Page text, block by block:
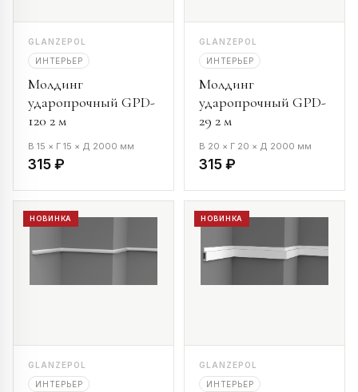
GLANZEPOL
ИНТЕРЬЕР
Молдинг
ударопрочный GPD-
120 2 м
В 15 × Г 15 × Д 2000 мм
315 ₽
GLANZEPOL
ИНТЕРЬЕР
Молдинг
ударопрочный GPD-
29 2 м
В 20 × Г 20 × Д 2000 мм
315 ₽
НОВИНКА
GLANZEPOL
ИНТЕРЬЕР
НОВИНКА
GLANZEPOL
ИНТЕРЬЕР